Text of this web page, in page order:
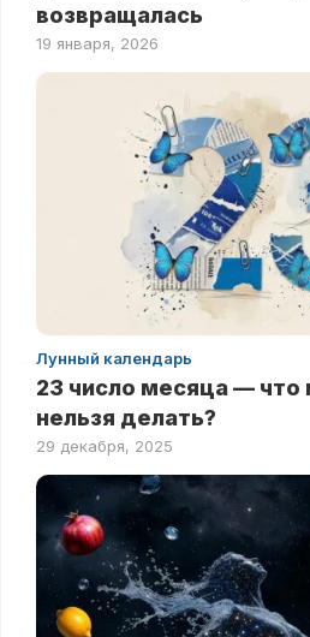
возвращалась
19 января, 2026
Лунный календарь
23 число месяца — что
нельзя делать?
29 декабря, 2025